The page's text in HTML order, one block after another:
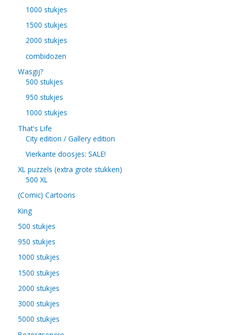
1000 stukjes
1500 stukjes
2000 stukjes
combidozen
Wasgij?
500 stukjes
950 stukjes
1000 stukjes
That's Life
City edition / Gallery edition
Vierkante doosjes: SALE!
XL puzzels (extra grote stukken)
500 XL
(Comic) Cartoons
King
500 stukjes
950 stukjes
1000 stukjes
1500 stukjes
2000 stukjes
3000 stukjes
5000 stukjes